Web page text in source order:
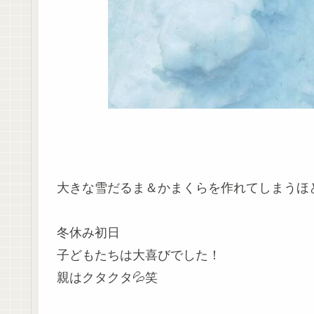
大きな雪だるま＆かまくらを作れてしまうほ
冬休み初日
子どもたちは大喜びでした！
親はクタクタ💦笑